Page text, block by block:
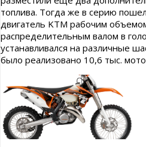
топлива. Тогда же в серию
двигатель KTM рабочим
распределительным валом в
устанавливался на различные
было реализовано 10,6 тыс.